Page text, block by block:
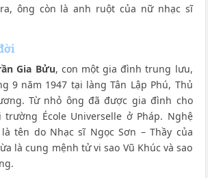
ông còn là anh ruột của nữ nhạc sĩ
Gia Bửu, con một gia đình trung lưu,
9 năm 1947 tại làng Tân Lập Phú, Thủ
Từ nhỏ ông đã được gia đình cho
École Universelle ở Pháp. Nghệ
tên do Nhạc sĩ Ngọc Sơn – Thầy của
là cung mệnh tử vi sao Vũ Khúc và sao